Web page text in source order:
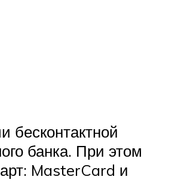
бесконтактной
банка. При этом
MasterCard и